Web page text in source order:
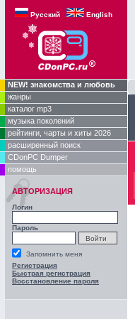
Русский English
NEW! знакомства и любовь
жанры
каталог mp3
музыка поколений
рейтинги, чарты и хиты 2026
расширенный поиск
CDonPC Dumper
помощь
АВТОРИЗАЦИЯ
Логин
Пароль
Запомнить меня
Регистрация
Быстрая регистрация
Восстановление пароля